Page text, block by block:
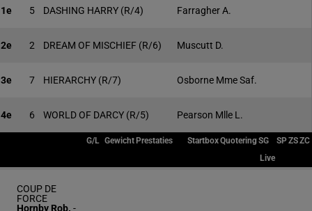
1e 5 DASHING HARRY (R/4) Farragher A.
2e 2 DREAM OF MISCHIEF (R/6) Muscutt D.
3e 7 HIERARCHY (R/7) Osborne Mme Saf.
4e 6 WORLD OF DARCY (R/5) Pearson Mlle L.
G/L Gewicht Prestaties StartboxQuoteringSG SPZSZC
Live
COUP DE
FORCE
Hornby Rob. -